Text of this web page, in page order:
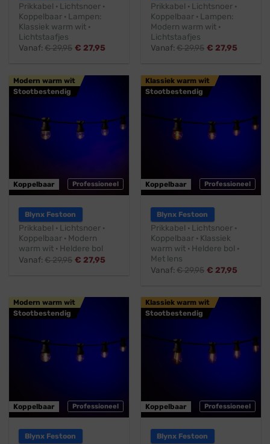
Prikkabel · Lichtsnoer ·
Koppelbaar · Lampen:
Klassiek warm wit ·
Lichtstaafjes
Vanaf:€29,95 € 27,95
Prikkabel · Lichtsnoer ·
Koppelbaar · Lampen:
Modern warm wit ·
Lichtstaafjes
Vanaf:€29,95 € 27,95
Professioneel
Modern warm wit
Stootbestendig
Koppelbaar
Blynx Festoon
Prikkabel · Lichtsnoer ·
Koppelbaar · Modern
warm wit · Heldere bol
Vanaf:€29,95 € 27,95
Professioneel
Klassiek warm wit
Stootbestendig
Koppelbaar
Blynx Festoon
Prikkabel · Lichtsnoer ·
Koppelbaar · Klassiek
warm wit · Heldere bol ·
Met lens
Vanaf:€29,95 € 27,95
Professioneel
Modern warm wit
Stootbestendig
Koppelbaar
Blynx Festoon
Professioneel
Klassiek warm wit
Stootbestendig
Koppelbaar
Blynx Festoon